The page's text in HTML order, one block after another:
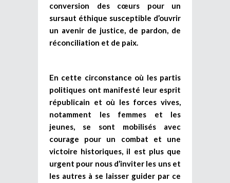
conversion des cœurs pour un
sursaut éthique susceptible d’ouvrir
un avenir de justice, de pardon, de
réconciliation et de paix.
En cette circonstance où les partis
politiques ont manifesté leur esprit
républicain et où les forces vives,
notamment les femmes et les
jeunes, se sont mobilisés avec
courage pour un combat et une
victoire historiques, il est plus que
urgent pour nous d’inviter les uns et
les autres à se laisser guider par ce